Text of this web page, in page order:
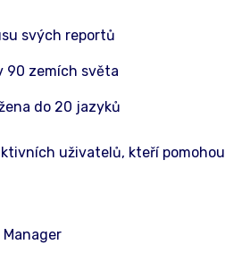
svých reportů
90 zemích světa
do 20 jazyků
uživatelů, kteří